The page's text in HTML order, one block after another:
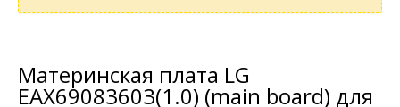
Материнская плата LG
EAX69083603(1.0) (main board) для